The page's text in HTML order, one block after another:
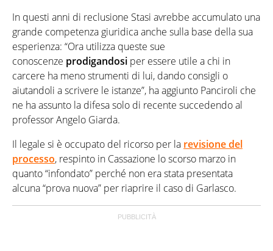
In questi anni di reclusione Stasi avrebbe accumulato una
grande competenza giuridica anche sulla base della sua
esperienza: “Ora utilizza queste sue
conoscenze prodigandosi per essere utile a chi in
carcere ha meno strumenti di lui, dando consigli o
aiutandoli a scrivere le istanze”, ha aggiunto Panciroli che
ne ha assunto la difesa solo di recente succedendo al
professor Angelo Giarda.
Il legale si è occupato del ricorso per la revisione del
processo, respinto in Cassazione lo scorso marzo in
quanto “infondato” perché non era stata presentata
alcuna “prova nuova” per riaprire il caso di Garlasco.